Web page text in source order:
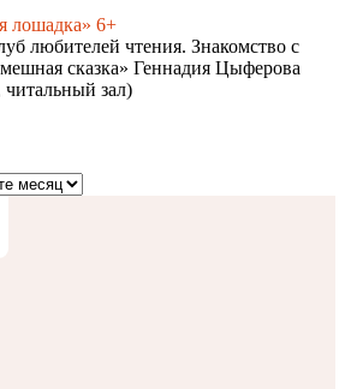
лошадка» 6+
любителей чтения. Знакомство с
сказка» Геннадия Цыферова
читальный зал)